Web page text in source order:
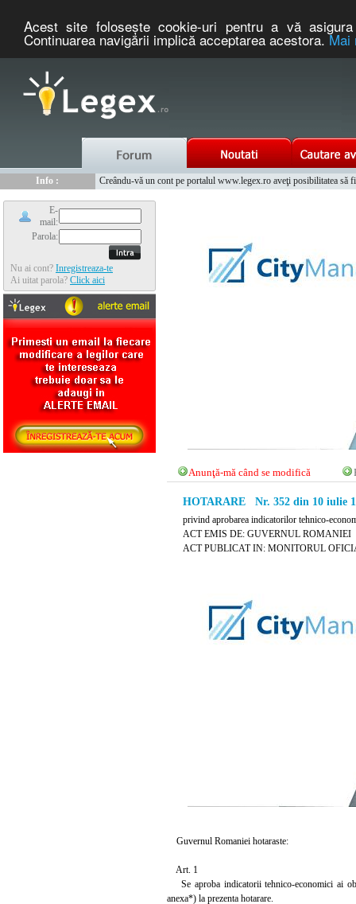
Acest site foloseşte cookie-uri pentru a vă
Continuarea navigării implică acceptarea acestora.Mai
Info :
Creându-vă un cont pe portalul www.legex.ro aveţi posibilitatea să
E-
mail:
Parola:
Nu ai cont? Inregistreaza-te
Ai uitat parola? Click aici
Anunţă-mă când se modifică
HOTARARE Nr. 352 din 10 iulie
privind aprobarea indicatorilor tehnico-
ACT EMIS DE: GUVERNUL ROMANIEI
ACT PUBLICAT IN: MONITORUL
Guvernul Romaniei hotaraste:
Art. 1
Se aproba indicatorii tehnico-economici ai
anexa*) la prezenta hotarare.